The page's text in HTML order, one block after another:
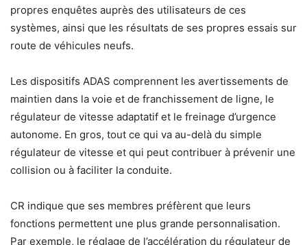
propres enquêtes auprès des utilisateurs de ces
systèmes, ainsi que les résultats de ses propres essais sur
route de véhicules neufs.
Les dispositifs ADAS comprennent les avertissements de
maintien dans la voie et de franchissement de ligne, le
régulateur de vitesse adaptatif et le freinage d’urgence
autonome. En gros, tout ce qui va au-delà du simple
régulateur de vitesse et qui peut contribuer à prévenir une
collision ou à faciliter la conduite.
CR indique que ses membres préfèrent que leurs
fonctions permettent une plus grande personnalisation.
Par exemple, le réglage de l’accélération du régulateur de